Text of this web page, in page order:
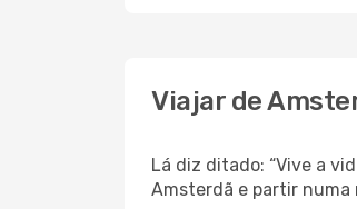
Viajar de
Lá diz ditado: “Vive a
Amsterdã e partir